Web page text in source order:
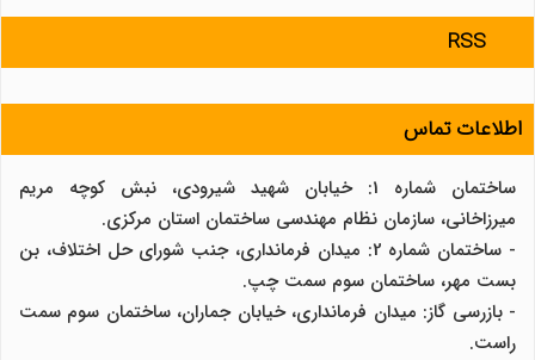
RSS
اطلاعات تماس
ساختمان شماره 1: خیابان شهید شیرودی، نبش کوچه مریم
میرزاخانی، سازمان نظام مهندسی ساختمان استان مرکزی.
- ساختمان شماره 2: میدان فرمانداری، جنب شورای حل اختلاف، بن
بست مهر، ساختمان سوم سمت چپ.
- بازرسی گاز: میدان فرمانداری، خیابان جماران، ساختمان سوم سمت
راست.